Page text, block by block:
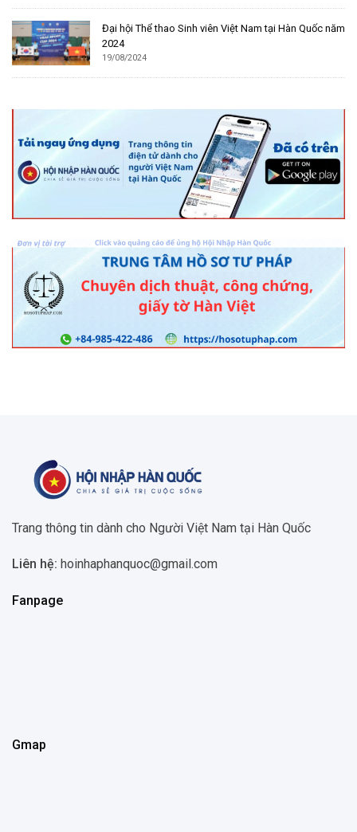
Đại hội Thể thao Sinh viên Việt Nam tại Hàn Quốc năm
2024
19/08/2024
Trang thông tin dành cho Người Việt Nam tại Hàn Quốc
Liên hệ: hoinhaphanquoc@gmail.com
Fanpage
Gmap